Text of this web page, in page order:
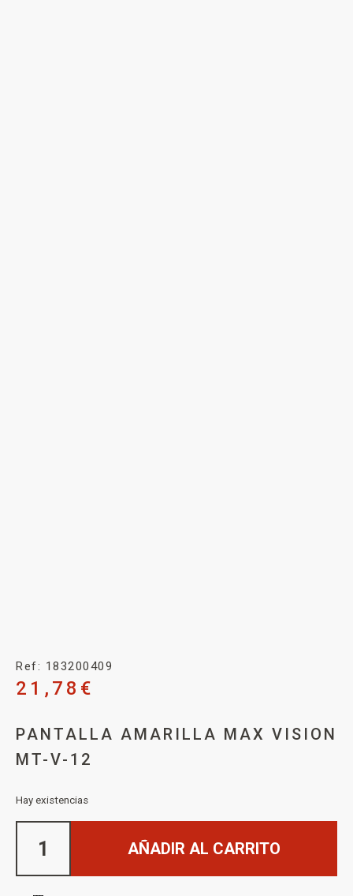
Ref: 183200409
21,78 €
PANTALLA AMARILLA MAX VISION
MT-V-12
Hay existencias
AÑADIR AL CARRITO